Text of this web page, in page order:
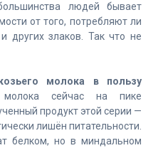
людей бывает
от того, потребляют ли
других злаков. Так что не
молока в пользу
молока сейчас на пике
продукт этой серии —
лишён питательности.
белком, но в миндальном